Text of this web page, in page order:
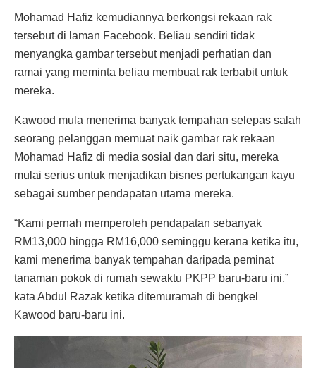
Mohamad Hafiz kemudiannya berkongsi rekaan rak
tersebut di laman Facebook. Beliau sendiri tidak
menyangka gambar tersebut menjadi perhatian dan
ramai yang meminta beliau membuat rak terbabit untuk
mereka.
Kawood mula menerima banyak tempahan selepas salah
seorang pelanggan memuat naik gambar rak rekaan
Mohamad Hafiz di media sosial dan dari situ, mereka
mulai serius untuk menjadikan bisnes pertukangan kayu
sebagai sumber pendapatan utama mereka.
“Kami pernah memperoleh pendapatan sebanyak
RM13,000 hingga RM16,000 seminggu kerana ketika itu,
kami menerima banyak tempahan daripada peminat
tanaman pokok di rumah sewaktu PKPP baru-baru ini,”
kata Abdul Razak ketika ditemuramah di bengkel
Kawood baru-baru ini.